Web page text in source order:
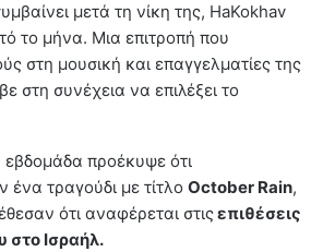
μετά τη νίκη της, HaKokhav
το μήνα. Μια επιτροπή που
στη μουσική και επαγγελματίες της
στη συνέχεια να επιλέξει το
προέκυψε ότι
ένα τραγούδι με τίτλο October Rain,
ότι αναφέρεται στιςεπιθέσεις
στο Ισραήλ.